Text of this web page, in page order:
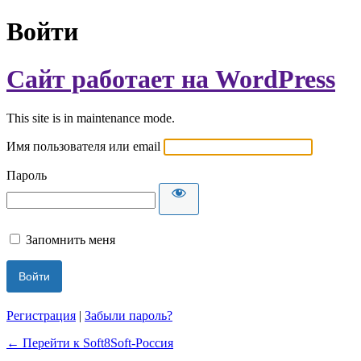
Войти
Сайт работает на WordPress
This site is in maintenance mode.
Имя пользователя или email
Пароль
Запомнить меня
Регистрация | Забыли пароль?
← Перейти к Soft8Soft-Россия